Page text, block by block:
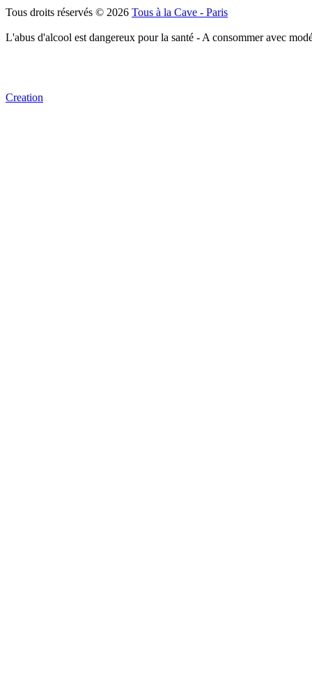
Tous droits réservés © 2026 Tous à la Cave - Paris
L'abus d'alcool est dangereux pour la santé - A consommer avec
Creation